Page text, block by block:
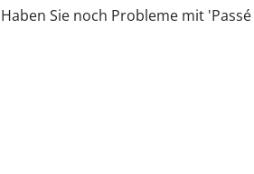
Haben Sie noch Probleme mit